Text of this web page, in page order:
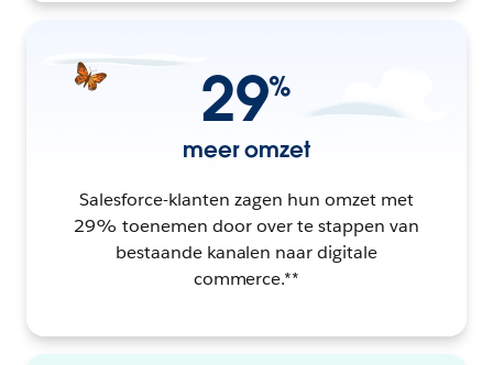
29%
meer omzet
Salesforce-klanten zagen hun omzet met
29% toenemen door over te stappen van
bestaande kanalen naar digitale
commerce.**